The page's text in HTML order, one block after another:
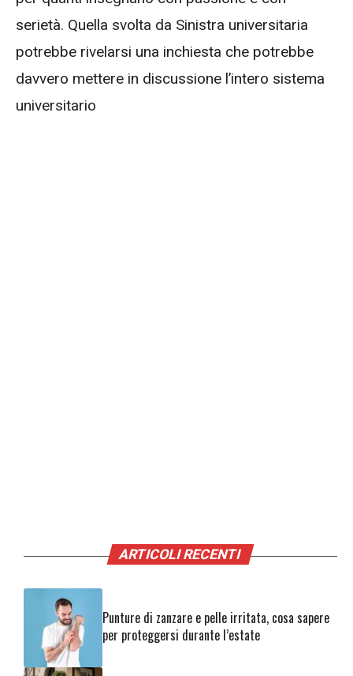
serietà. Quella svolta da Sinistra universitaria
potrebbe rivelarsi una inchiesta che potrebbe
davvero mettere in discussione l’intero sistema
universitario
ARTICOLI RECENTI
Punture di zanzare e pelle irritata, cosa sapere
per proteggersi durante l’estate